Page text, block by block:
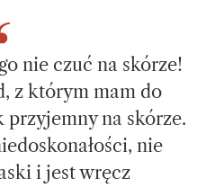
nie czuć na skórze!
z którym mam do
na skórze.
nie
i jest wręcz